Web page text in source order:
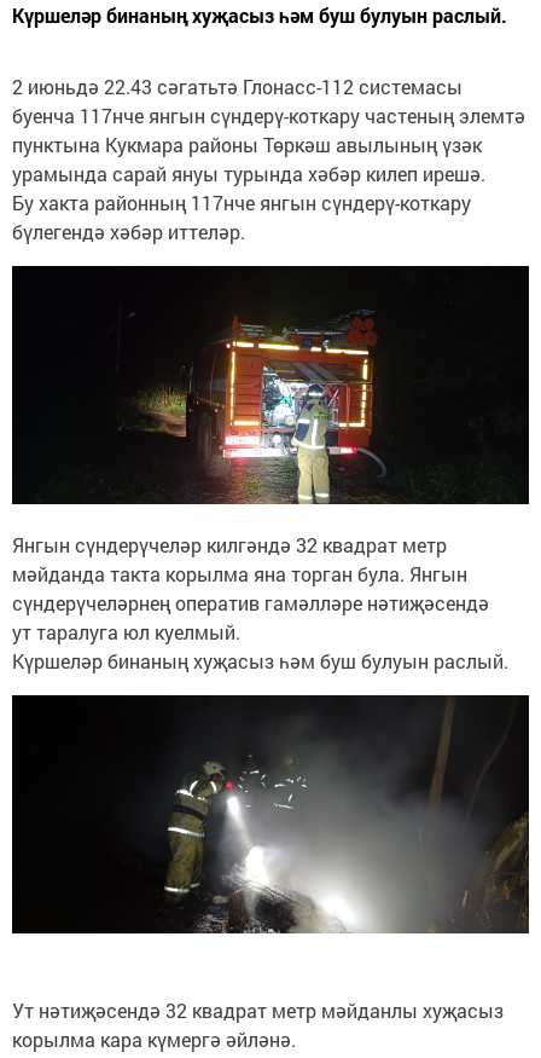
Күршеләр бинаның хуҗасыз һәм буш булуын раслый.
2 июньдә 22.43 сәгатьтә Глонасс-112 системасы
буенча 117нче янгын сүндерү-коткару частеның элемтә
пунктына Кукмара районы Төркәш авылының үзәк
урамында сарай януы турында хәбәр килеп ирешә.
Бу хакта районның 117нче янгын сүндерү-коткару
бүлегендә хәбәр иттеләр.
Янгын сүндерүчеләр килгәндә 32 квадрат метр
мәйданда такта корылма яна торган була. Янгын
сүндерүчеләрнең оператив гамәлләре нәтиҗәсендә
ут таралуга юл куелмый.
Күршеләр бинаның хуҗасыз һәм буш булуын раслый.
Ут нәтиҗәсендә 32 квадрат метр мәйданлы хуҗасыз
корылма кара күмергә әйләнә.